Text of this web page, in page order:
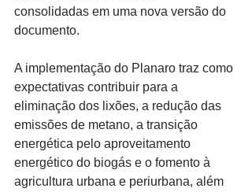
consolidadas em uma nova versão do
documento.
A implementação do Planaro traz como
expectativas contribuir para a
eliminação dos lixões, a redução das
emissões de metano, a transição
energética pelo aproveitamento
energético do biogás e o fomento à
agricultura urbana e periurbana, além